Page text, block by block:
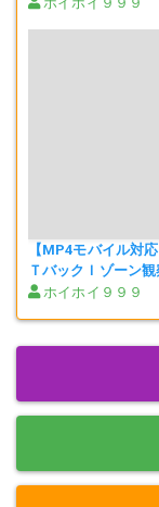
【MP4モバイル対
ＴバックＩゾーン
ーモデル0005
ホイホイ９９９